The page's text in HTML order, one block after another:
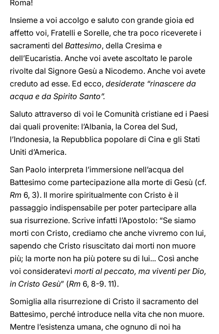
Roma!
Insieme a voi accolgo e saluto con grande gioia ed
affetto voi, Fratelli e Sorelle, che tra poco riceverete i
sacramenti del Battesimo, della Cresima e
dell’Eucaristia. Anche voi avete ascoltato le parole
rivolte dal Signore Gesù a Nicodemo. Anche voi avete
creduto ad esse. Ed ecco, desiderate “rinascere da
acqua e da Spirito Santo”.
Saluto attraverso di voi le Comunità cristiane ed i Paesi
dai quali provenite: l’Albania, la Corea del Sud,
l’Indonesia, la Repubblica popolare di Cina e gli Stati
Uniti d’America.
San Paolo interpreta l’immersione nell’acqua del
Battesimo come partecipazione alla morte di Gesù (cf.
Rm 6, 3). Il morire spiritualmente con Cristo è il
passaggio indispensabile per poter partecipare alla
sua risurrezione. Scrive infatti l’Apostolo: “Se siamo
morti con Cristo, crediamo che anche vivremo con lui,
sapendo che Cristo risuscitato dai morti non muore
più; la morte non ha più potere su di lui... Così anche
voi consideratevi morti al peccato, ma viventi per Dio,
in Cristo Gesù” (Rm 6, 8-9. 11).
Somiglia alla risurrezione di Cristo il sacramento del
Battesimo, perché introduce nella vita che non muore.
Mentre l’esistenza umana, che ognuno di noi ha